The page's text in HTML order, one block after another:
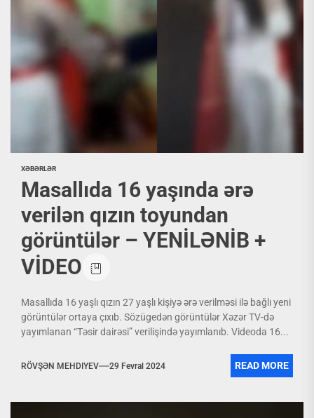
XƏBƏRLƏR
Masallıda 16 yaşında ərə
verilən qızın toyundan
görüntülər – YENİLƏNİB +
VİDEO
Masallıda 16 yaşlı qızın 27 yaşlı kişiyə ərə verilməsi ilə bağlı yeni
görüntülər ortaya çıxıb. Sözügedən görüntülər Xəzər TV-də
yayımlanan “Təsir dairəsi” verilişində yayımlanıb. Videoda 16...
RÖVŞƏN MEHDIYEV 29 Fevral 2024 READ MORE